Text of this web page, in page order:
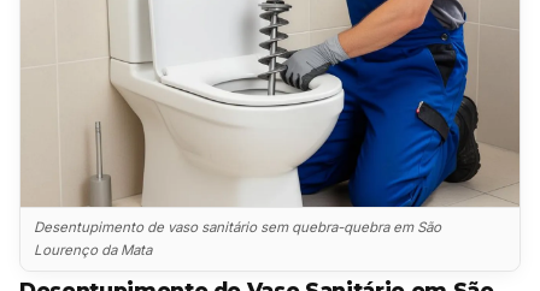
Desentupimento de vaso sanitário sem quebra-quebra em São
Lourenço da Mata